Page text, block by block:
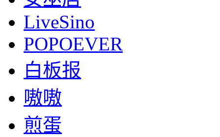
LiveSino
POPOEVER
白板报
嗷嗷
煎蛋